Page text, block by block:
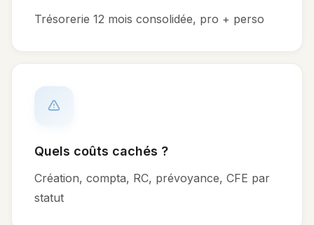
Trésorerie 12 mois consolidée, pro + perso
Quels coûts cachés ?
Création, compta, RC, prévoyance, CFE par
statut